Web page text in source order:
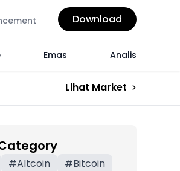
Download
Emas Analis
Lihat Market
#Altcoin #Bitcoin